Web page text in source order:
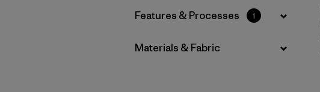
Filtrar por
Features & Processes 1
Filtrar por
Materials & Fabric